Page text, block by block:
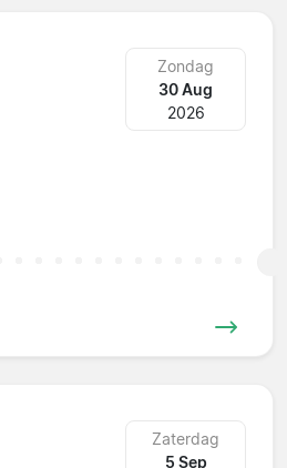
Zondag
30 Aug
2026
Zaterdag
5 Sep